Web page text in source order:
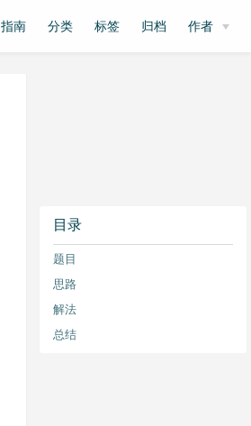
指南 分类 标签 归档 作者
目录
题目
思路
解法
总结